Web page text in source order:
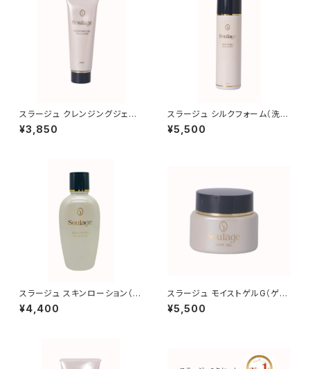
スラージュ クレンジングジェル（
クレンジング）
¥3,850
スラージュ シルクフォーム（洗顔
料）
¥5,500
スラージュ スキンローション（化
粧水）
¥4,400
スラージュ モイストゲルG（ゲル
状化粧水）
¥5,500